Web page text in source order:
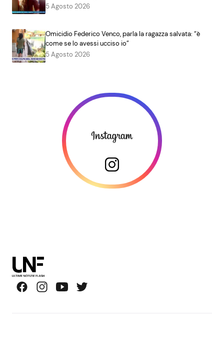
5 Agosto 2026
Omicidio Federico Venco, parla la ragazza salvata: “è
come se lo avessi ucciso io”
5 Agosto 2026